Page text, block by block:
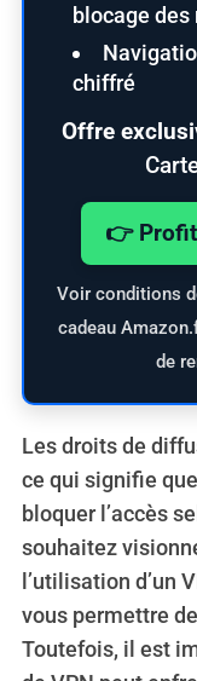
blocage
chiffré
Offre
👉
Voir conditions
cadeau
de
Les droits de
ce qui signifie
bloquer l’accès
souhaitez
l’utilisation d’un
vous permettre
Toutefois, il est